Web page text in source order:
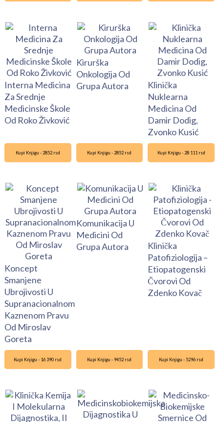
Interna Medicina
Za Srednje
Medicinske Škole
Od Roko Živković
Kirurška
Onkologija Od
Grupa Autora
Klinička
Nuklearna
Medicina Od
Damir Dodig,
Zvonko Kusić
Kupi Knjigu - 2852 rsd
Koncept
Smanjene
Ubrojivosti U
Supranacionalnom
Kaznenom Pravu
Od Miroslav
Goreta
Kupi Knjigu - 2852 rsd
Komunikacija U
Medicini Od
Grupa Autora
Kupi Knjigu - 28 111 rsd
Klinička
Patofiziologija –
Etiopatogenski
Čvorovi Od
Zdenko Kovač
Kupi Knjigu - 16 390 rsd Kupi Knjigu - 9452 rsd Kupi Knjigu - 5296 rsd